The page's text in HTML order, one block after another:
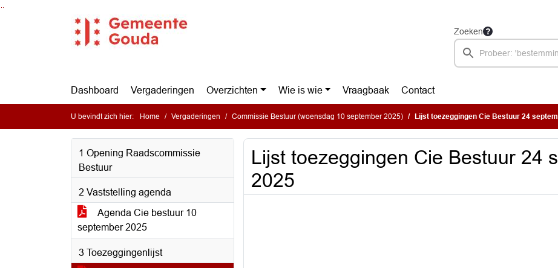
Ga naar de inhoud van deze pagina
Ga naar het zoeken
Ga naar het menu
Zoeken
Dashboard Vergaderingen Overzichten Wie is wie Vraagbaak Contact
U bevindt zich hier: Home Vergaderingen Commissie Bestuur (woensdag 10 september 2025) Lijst toezeggingen Cie Bestuur 24
1 Opening Raadscommissie
Bestuur
2 Vaststelling agenda
Agenda Cie bestuur 10
september 2025
3 Toezeggingenlijst
Lijst toezeggingen Cie Bestuur 24
2025